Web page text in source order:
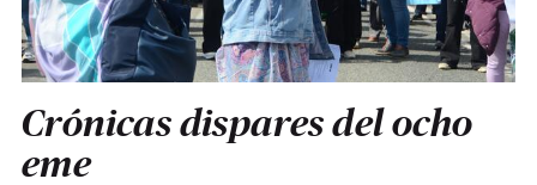
Crónicas dispares del ocho
eme